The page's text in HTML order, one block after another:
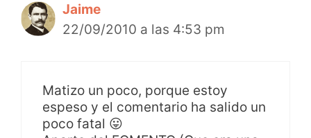
Jaime
22/09/2010 a las 4:53 pm
Matizo un poco, porque estoy
espeso y el comentario ha salido un
poco fatal 😛